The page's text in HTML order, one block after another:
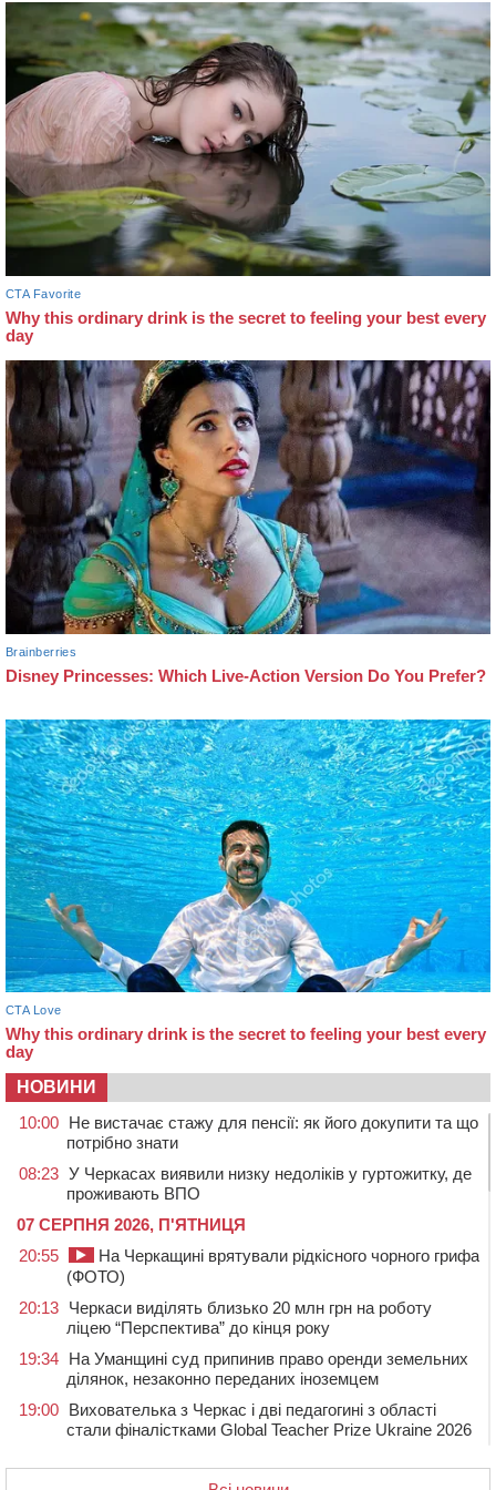
НОВИНИ
10:00 Не вистачає стажу для пенсії: як його докупити та що
потрібно знати
08:23 У Черкасах виявили низку недоліків у гуртожитку, де
проживають ВПО
07 СЕРПНЯ 2026, П'ЯТНИЦЯ
20:55
На Черкащині врятували рідкісного чорного грифа
(ФОТО)
20:13 Черкаси виділять близько 20 млн грн на роботу
ліцею “Перспектива” до кінця року
19:34 На Уманщині суд припинив право оренди земельних
ділянок, незаконно переданих іноземцем
19:00 Вихователька з Черкас і дві педагогині з області
стали фіналістками Global Teacher Prize Ukraine 2026
закрили сезон літнього табору для людей поважного